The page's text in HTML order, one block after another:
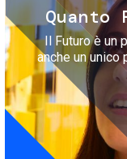
Il Futuro è un
anche un unico